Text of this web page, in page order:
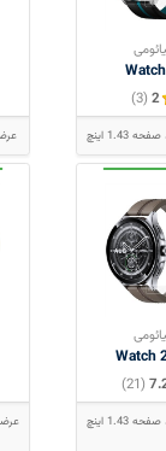
2
(3)
صفحه 1.43 اینچ عرضه
Watch
(21)
صفحه 1.43 اینچ عرضه